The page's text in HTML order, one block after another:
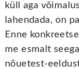
küll aga
lahendada, on
Enne
me esmalt
nõuetest-